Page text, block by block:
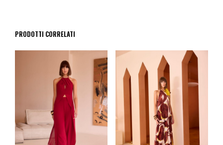
PRODOTTI CORRELATI